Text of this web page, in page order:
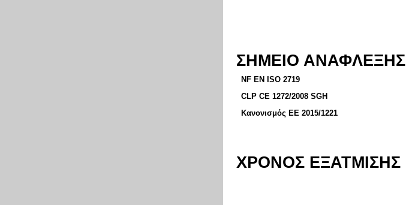
ΣΗΜΕΙΟ ΑΝΑΦΛΕΞΗΣ
NF EN ISO 2719
CLP CE 1272/2008 SGH
Κανονισμός ΕΕ 2015/1221
ΧΡΟΝΟΣ ΕΞΑΤΜΙΣΗΣ